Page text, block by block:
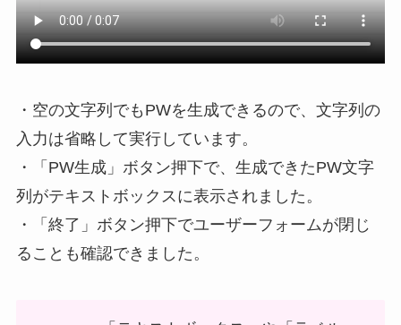
・空の文字列でもPWを生成できるので、文字列の
入力は省略して実行しています。
・「PW生成」ボタン押下で、生成できたPW文字
列がテキストボックスに表示されました。
・「終了」ボタン押下でユーザーフォームが閉じ
ることも確認できました。